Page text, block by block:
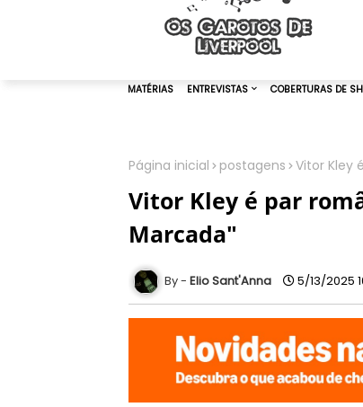
Página inicial postagens Vitor Kley
Vitor Kley é par
Marcada"
Elio Sant'Anna 5/13/2025